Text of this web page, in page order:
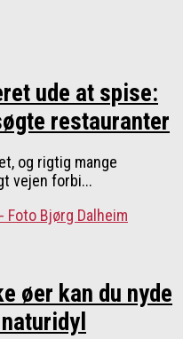
ude at spise:
restauranter
og rigtig mange
vejen forbi...
øer kan du nyde